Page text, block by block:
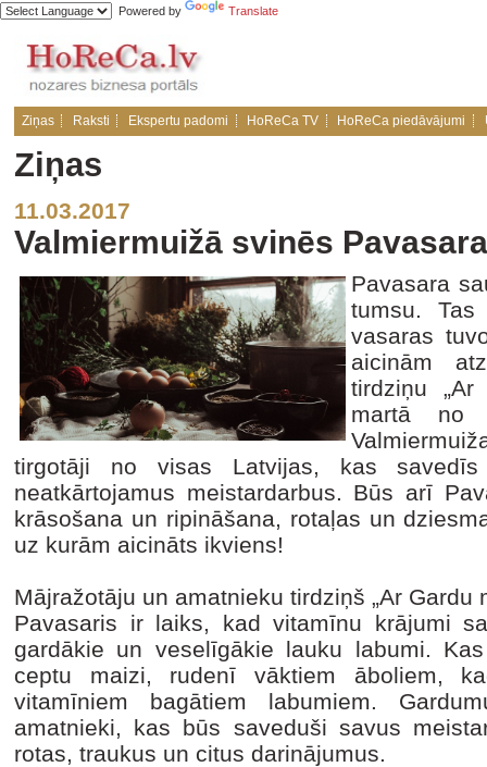
Powered by Translate
Ziņas Raksti Ekspertu padomi HoReCa TV HoReCa piedāvājumi
Ziņas
11.03.2017
Valmiermuižā svinēs
Pavasara
tumsu.
vasaras
aicinām
tirdziņu „Ar
martā no
tirgotāji no visas Latvijas, kas
neatkārtojamus meistardarbus. Būs arī
krāsošana un ripināšana, rotaļas un
uz kurām aicināts ikviens!
Mājražotāju un amatnieku tirdziņš „Ar Gardu
Pavasaris ir laiks, kad vitamīnu krājumi
gardākie un veselīgākie lauku labumi.
ceptu maizi, rudenī vāktiem āboliem,
vitamīniem bagātiem labumiem.
amatnieki, kas būs saveduši savus
rotas, traukus un citus darinājumus.